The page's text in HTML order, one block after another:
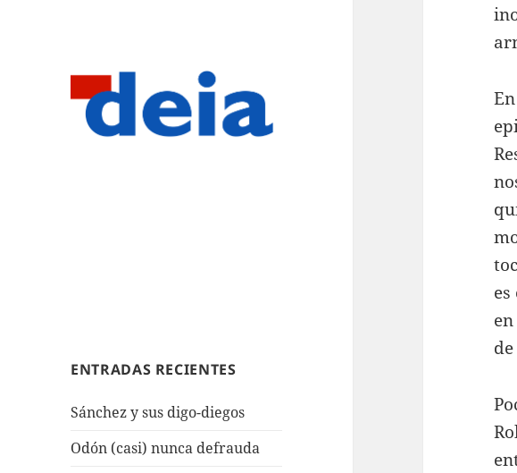
ENTRADAS RECIENTES
Sánchez y sus digo-diegos
Odón (casi) nunca defrauda